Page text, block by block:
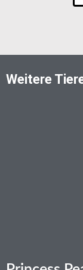
Weitere